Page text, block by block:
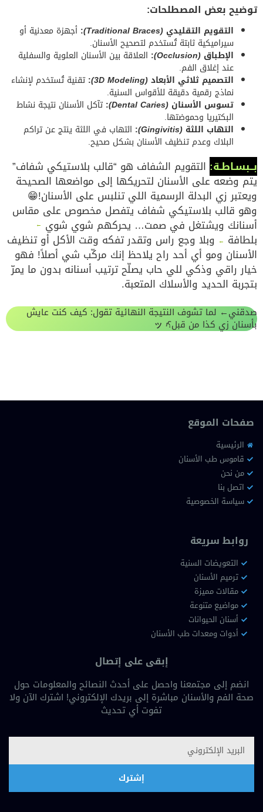
توضيح بعض المصطلحات:
التقويم التقليدي (Traditional Braces)
: أجهزة معدنية أو
سيراميكية ثابتة تُستخدم لتصحيح الأسنان.
الإطباق (Occlusion)
: العلاقة بين الأسنان العلوية والسفلية
عند إغلاق الفم.
التصميم ثلاثي الأبعاد(3D Modeling)
: تقنية تُستخدم لإنشاء
نماذج رقمية دقيقة للأقواس السنية.
تسوس الأسنان (Dental Caries)
: تآكل الأسنان نتيجة نشاط
البكتيريا وحموضتها.
التهاب اللثة (Gingivitis)
: التهاب في اللثة ينتج عن تراكم
البلاك وعدم تنظيف الأسنان بشكل صحيح.
بــبسـاطـة: التقويم الشفاف هو “قالب بلاستيكي شفاف”
يتم وضعه على الأسنان لتحريكها إلى مواضعها الصحيحة
ويعتبر زي البدلة الرسمية اللي تنلبس على الأسنان!😁
وهو قالب بلاستيكي شفاف يتفصل مخصوص على مقاس
أسنانك ويشتغل في صمت… يحركهم شوي شوي ←
بلطافة ← وبلا وجع راس وتقدر تفكه وقت الأكل أو تنظيف
الأسنان ومو أي أحد راح يلاحظ إنك مركّب شي أصلاً! فهو
خيار راقي وذكي للي حاب يصلّح ترتيب أسنانه بدون ما يمرّ
بتجربة الحديد والأسلاك المتعبة.
صدقني←لما تشوف النتيجة النهائية تقول: كيف كنت عايش
بأسنان زي كذا من قبل؟❗
ッ
صفحات الموقع
الرئيسية
قاموس طب الأسنان
من نحن
اتصل بنا
سياسة الخصوصية
روابط سريعة
التعويضات السنية
ترميم الأسنان
مقالات مميزة
مواضيع متنوعة
أسنان الحيوانات
أدوات ومعدات طب الأسنان
إبقى على إتصال
انضم إلى مجتمعنا واحصل على أحدث النصائح والمعلومات حول
صحة الفم والأسنان مباشرة إلى بريدك الإلكتروني! اشترك الآن ولا
تفوت أي تحديث
إشترك